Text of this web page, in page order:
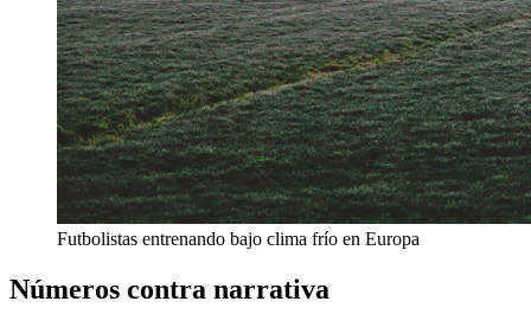
Futbolistas entrenando bajo clima frío en Europa
Números contra narrativa